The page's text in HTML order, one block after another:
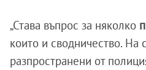
„Става въпрос за няколко
които и сводничество. На
разпространени от